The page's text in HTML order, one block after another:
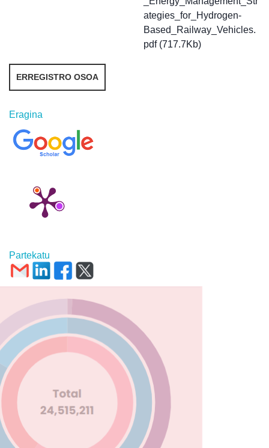
ategies_for_Hydrogen-
Based_Railway_Vehicles.
pdf (717.7Kb)
ERREGISTRO OSOA
Eragina
Partekatu